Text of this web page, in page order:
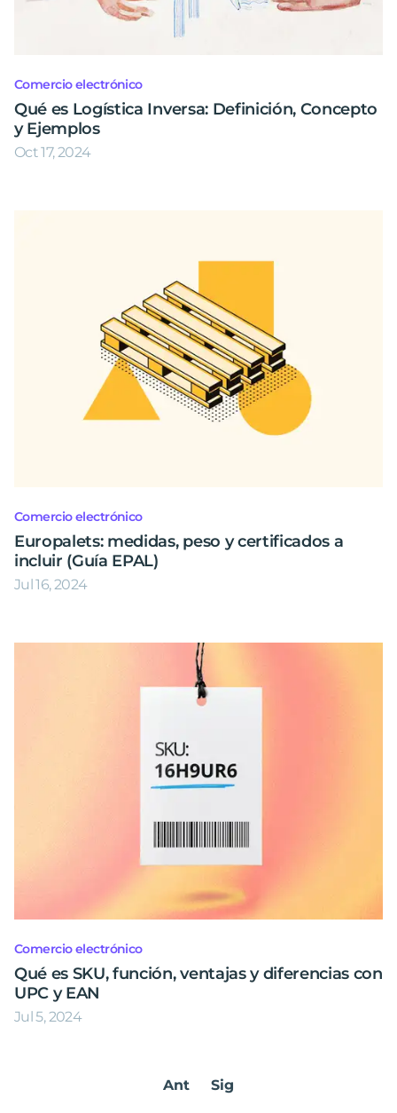
Comercio electrónico
Qué es Logística Inversa: Definición, Concepto
y Ejemplos
Oct 17, 2024
Comercio electrónico
Europalets: medidas, peso y certificados a
incluir (Guía EPAL)
Jul 16, 2024
Comercio electrónico
Qué es SKU, función, ventajas y diferencias con
UPC y EAN
Jul 5, 2024
Ant Sig